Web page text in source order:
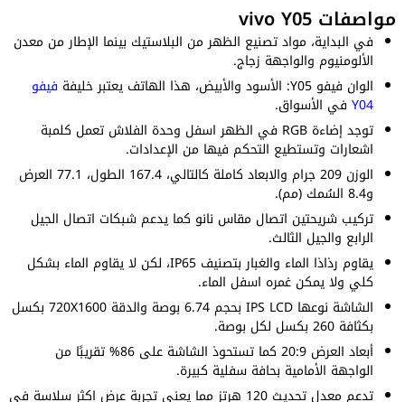
مواصفات vivo Y05
في البداية، مواد تصنيع الظهر من البلاستيك بينما الإطار من معدن
الألومنيوم والواجهة زجاج.
الوان فيفو Y05: الأسود والأبيض، هذا الهاتف يعتبر خليفة
فيفو
Y04 في الأسواق.
توجد إضاءة RGB في الظهر اسفل وحدة الفلاش تعمل كلمبة
اشعارات وتستطيع التحكم فيها من الإعدادات.
الوزن 209 جرام والابعاد كاملة كالتالي، 167.4 الطول، 77.1 العرض
و8.4 السُمك (مم).
تركيب شريحتين اتصال مقاس نانو كما يدعم شبكات اتصال الجيل
الرابع والجيل الثالث.
يقاوم رذاذا الماء والغبار بتصنيف IP65، لكن لا يقاوم الماء بشكل
كلي ولا يمكن غمره اسفل الماء.
الشاشة نوعها IPS LCD بحجم 6.74 بوصة والدقة 720X1600 بكسل
بكثافة 260 بكسل لكل بوصة.
أبعاد العرض 20:9 كما تستحوذ الشاشة على 86% تقريبًا من
الواجهة الأمامية بحافة سفلية كبيرة.
تدعم معدل تحديث 120 هرتز مما يعني تجربة عرض اكثر سلاسة في